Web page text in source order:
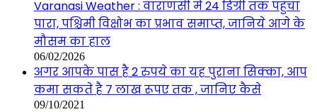
Varanasi Weather : वाराणसी में 24 डिग्री तक पहुंचा
पारा, पश्चिमी विक्षोभ का प्रभाव समाप्त, जानिये आगे के
मौसम का हाल
06/02/2026
अगर आपके पास है 2 रुपये का यह पुराना सिक्का, आप
कमा सकते है 7 लाख रूपए तक , जानिए कैसे
09/10/2021